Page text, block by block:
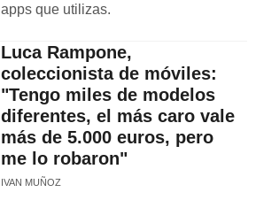
apps que utilizas.
Luca Rampone,
coleccionista de móviles:
"Tengo miles de modelos
diferentes, el más caro vale
más de 5.000 euros, pero
me lo robaron"
IVAN MUÑOZ